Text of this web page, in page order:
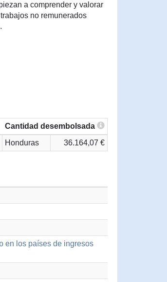
a comprender y valorar
no remunerados
Cantidad desembolsada
Honduras 36.164,07 €
en los países de ingresos